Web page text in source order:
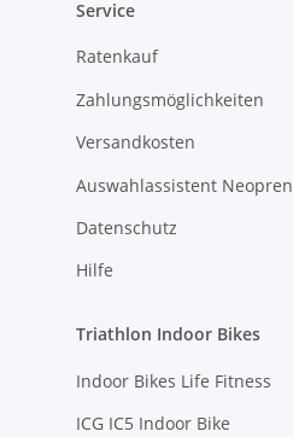
Service
Ratenkauf
Zahlungsmöglichkeiten
Versandkosten
Auswahlassistent Neopren
Datenschutz
Hilfe
Triathlon Indoor Bikes
Indoor Bikes Life Fitness
ICG IC5 Indoor Bike